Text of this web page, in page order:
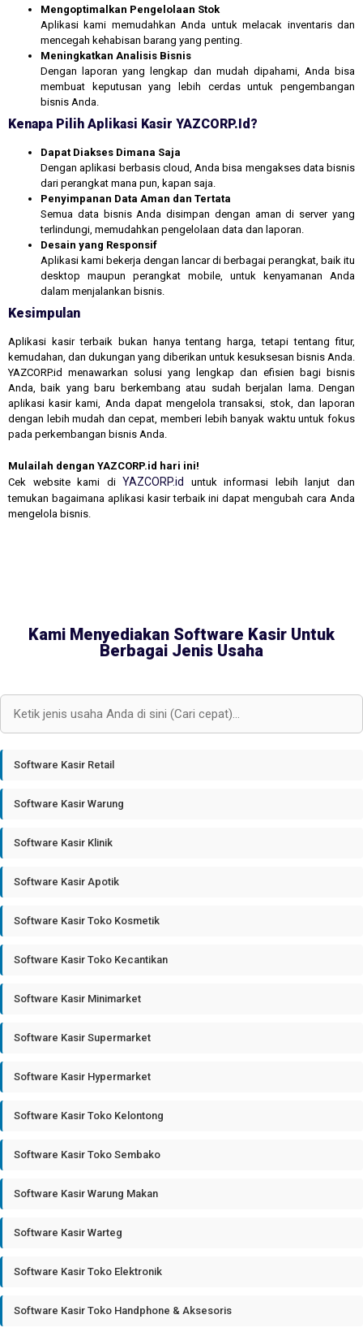
Mengoptimalkan Pengelolaan Stok
Aplikasi kami memudahkan Anda untuk melacak inventaris dan
mencegah kehabisan barang yang penting.
Meningkatkan Analisis Bisnis
Dengan laporan yang lengkap dan mudah dipahami, Anda bisa
membuat keputusan yang lebih cerdas untuk pengembangan
bisnis Anda.
Kenapa Pilih Aplikasi Kasir YAZCORP.id?
Dapat Diakses Dimana Saja
Dengan aplikasi berbasis cloud, Anda bisa mengakses data bisnis
dari perangkat mana pun, kapan saja.
Penyimpanan Data Aman dan Tertata
Semua data bisnis Anda disimpan dengan aman di server yang
terlindungi, memudahkan pengelolaan data dan laporan.
Desain yang Responsif
Aplikasi kami bekerja dengan lancar di berbagai perangkat, baik itu
desktop maupun perangkat mobile, untuk kenyamanan Anda
dalam menjalankan bisnis.
Kesimpulan
Aplikasi kasir terbaik bukan hanya tentang harga, tetapi tentang fitur,
kemudahan, dan dukungan yang diberikan untuk kesuksesan bisnis Anda.
YAZCORP.id menawarkan solusi yang lengkap dan efisien bagi bisnis
Anda, baik yang baru berkembang atau sudah berjalan lama. Dengan
aplikasi kasir kami, Anda dapat mengelola transaksi, stok, dan laporan
dengan lebih mudah dan cepat, memberi lebih banyak waktu untuk fokus
pada perkembangan bisnis Anda.
Mulailah dengan YAZCORP.id hari ini!
Cek website kami di YAZCORP.id
untuk informasi lebih lanjut dan
temukan bagaimana aplikasi kasir terbaik ini dapat mengubah cara Anda
mengelola bisnis.
Kami Menyediakan Software Kasir Untuk
Berbagai Jenis Usaha
Software Kasir Retail
Software Kasir Warung
Software Kasir Klinik
Software Kasir Apotik
Software Kasir Toko Kosmetik
Software Kasir Toko Kecantikan
Software Kasir Minimarket
Software Kasir Supermarket
Software Kasir Hypermarket
Software Kasir Toko Kelontong
Software Kasir Toko Sembako
Software Kasir Warung Makan
Software Kasir Warteg
Software Kasir Toko Elektronik
Software Kasir Toko Handphone & Aksesoris